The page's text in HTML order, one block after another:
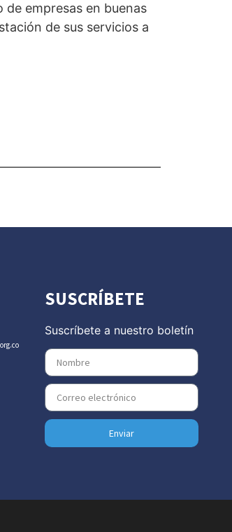
empresas en buenas
de sus servicios a
SUSCRÍBETE
Suscríbete a nuestro boletín
Enviar